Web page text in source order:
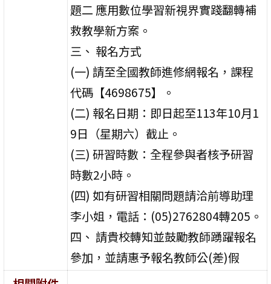
題二 應用數位學習新視界實踐翻轉補
救教學新方案。
三、 報名方式
(一) 請至全國教師進修網報名，課程
代碼【4698675】。
(二) 報名日期：即日起至113年10月1
9日（星期六）截止。
(三) 研習時數：全程參與者核予研習
時數2小時。
(四) 如有研習相關問題請洽前導助理
李小姐，電話：(05)2762804轉205。
四、 請貴校轉知並鼓勵教師踴躍報名
參加，並請惠予報名教師公(差)假